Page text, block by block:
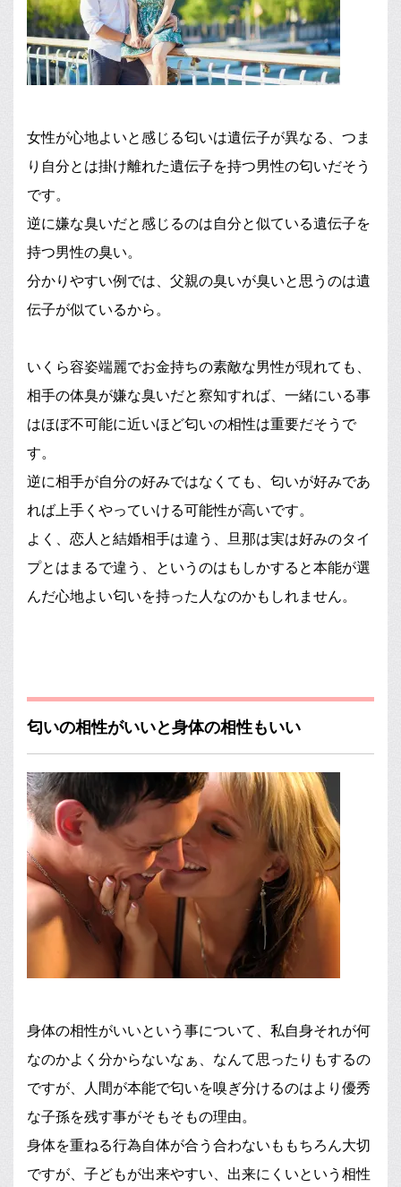
女性が心地よいと感じる匂いは遺伝子が異なる、つま
り自分とは掛け離れた遺伝子を持つ男性の匂いだそう
です。
逆に嫌な臭いだと感じるのは自分と似ている遺伝子を
持つ男性の臭い。
分かりやすい例では、父親の臭いが臭いと思うのは遺
伝子が似ているから。
いくら容姿端麗でお金持ちの素敵な男性が現れても、
相手の体臭が嫌な臭いだと察知すれば、一緒にいる事
はほぼ不可能に近いほど匂いの相性は重要だそうで
す。
逆に相手が自分の好みではなくても、匂いが好みであ
れば上手くやっていける可能性が高いです。
よく、恋人と結婚相手は違う、旦那は実は好みのタイ
プとはまるで違う、というのはもしかすると本能が選
んだ心地よい匂いを持った人なのかもしれません。
匂いの相性がいいと身体の相性もいい
身体の相性がいいという事について、私自身それが何
なのかよく分からないなぁ、なんて思ったりもするの
ですが、人間が本能で匂いを嗅ぎ分けるのはより優秀
な子孫を残す事がそもそもの理由。
身体を重ねる行為自体が合う合わないももちろん大切
ですが、子どもが出来やすい、出来にくいという相性